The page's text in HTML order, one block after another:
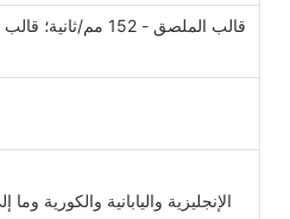
الإنجليزية واليابانية والكورية